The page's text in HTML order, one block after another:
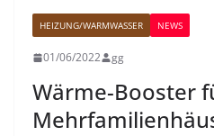
HEIZUNG/WARMWASSER NEWS
01/06/2022 gg
Wärme-Booster